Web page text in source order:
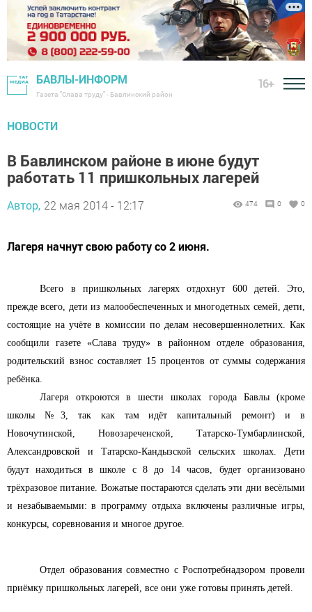
БАВЛЫ-ИНФОРМ
Газета "Слава труду" - Бавлинский район
16+
НОВОСТИ
В Бавлинском районе в июне будут
работать 11 пришкольных лагерей
Автор, 22 мая 2014 - 12:17 474 0 0
Лагеря начнут свою работу со 2 июня.
Всего в пришкольных лагерях отдохнут 600 детей. Это,
прежде всего, дети из малообеспеченных и многодетных семей, дети,
состоящие на учёте в комиссии по делам несовершеннолетних. Как
сообщили газете «Слава труду» в районном отделе образования,
родительский взнос составляет 15 процентов от суммы содержания
ребёнка.
Лагеря откроются в шести школах города Бавлы (кроме
школы №3, так как там идёт капитальный ремонт) и в
Новочутинской, Новозареченской, Татарско-Тумбарлинской,
Александровской и Татарско-Кандызской сельских школах. Дети
будут находиться в школе с 8 до 14 часов, будет организовано
трёхразовое питание. Вожатые постараются сделать эти дни весёлыми
и незабываемыми: в программу отдыха включены различные игры,
конкурсы, соревнования и многое другое.
Отдел образования совместно с Роспотребнадзором провели
приёмку пришкольных лагерей, все они уже готовы принять детей.